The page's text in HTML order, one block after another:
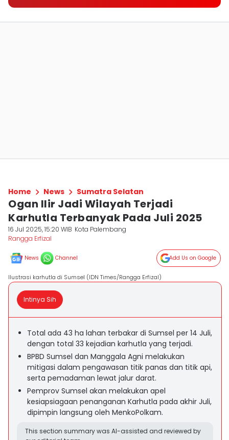
Home News Sumatra Selatan
Ogan Ilir Jadi Wilayah Terjadi
Karhutla Terbanyak Pada Juli 2025
16 Jul 2025, 15:20 WIB Kota Palembang
Rangga Erfizal
News Channel Add Us on Google
Ilustrasi karhutla di Sumsel (IDN Times/Rangga Erfizal)
Intinya Sih
Total ada 43 ha lahan terbakar di Sumsel per 14 Juli,
dengan total 33 kejadian karhutla yang terjadi.
BPBD Sumsel dan Manggala Agni melakukan
mitigasi dalam pengawasan titik panas dan titik api,
serta pemadaman lewat jalur darat.
Pemprov Sumsel akan melakukan apel
kesiapsiagaan penanganan Karhutla pada akhir Juli,
dipimpin langsung oleh MenkoPolkam.
This section summary was AI-assisted and reviewed by